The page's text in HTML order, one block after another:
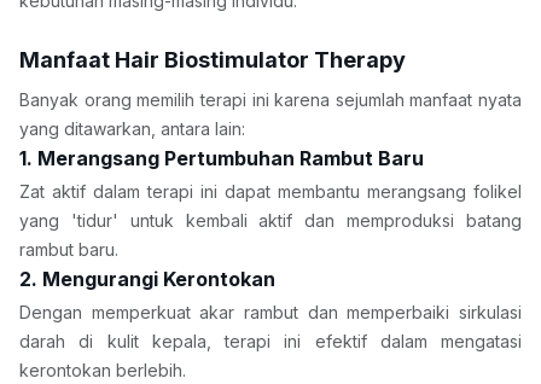
Manfaat Hair Biostimulator Therapy
Banyak orang memilih terapi ini karena sejumlah manfaat nyata
yang ditawarkan, antara lain:
1. Merangsang Pertumbuhan Rambut Baru
Zat aktif dalam terapi ini dapat membantu merangsang folikel
yang 'tidur' untuk kembali aktif dan memproduksi batang
rambut baru.
2. Mengurangi Kerontokan
Dengan memperkuat akar rambut dan memperbaiki sirkulasi
darah di kulit kepala, terapi ini efektif dalam mengatasi
kerontokan berlebih.